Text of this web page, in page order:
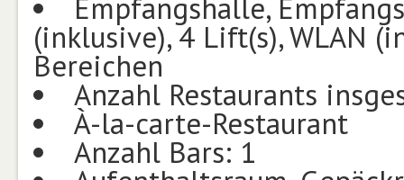
Empfangshalle,
(inklusive), 4 Lift(s), WLAN
Bereichen
Anzahl Restaurants
À-la-carte-Restaurant
Anzahl Bars: 1